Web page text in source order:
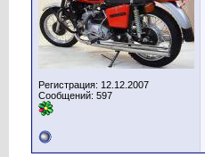
Регистрация: 12.12.2007
Сообщений: 597